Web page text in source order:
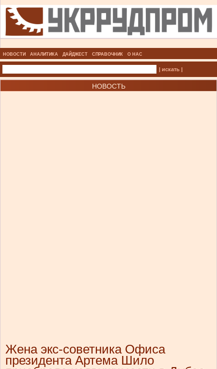
НОВОСТИ АНАЛИТИКА ДАЙДЖЕСТ СПРАВОЧНИК О НАС
| искать |
НОВОСТЬ
Жена экс-советника Офиса
президента Артема Шило